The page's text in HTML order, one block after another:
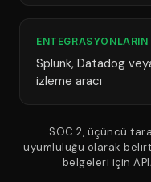
ENTEGRASYONLARIN
Splunk, Datadog
izleme aracı
SOC 2, üçüncü
uyumluluğu olarak
belgeleri için